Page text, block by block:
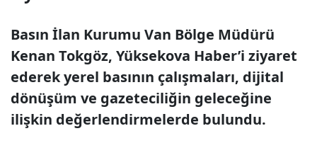
Basın İlan Kurumu Van Bölge Müdürü
Kenan Tokgöz, Yüksekova Haber’i ziyaret
ederek yerel basının çalışmaları, dijital
dönüşüm ve gazeteciliğin geleceğine
ilişkin değerlendirmelerde bulundu.